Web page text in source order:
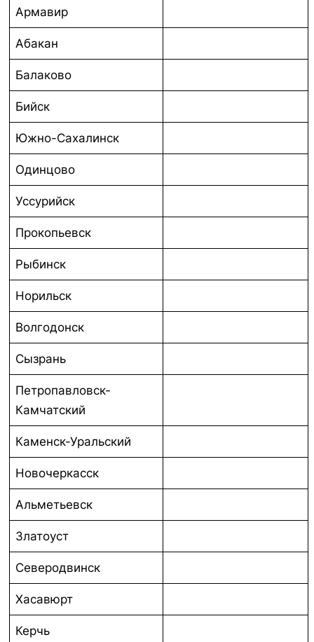
Армавир
Абакан
Балаково
Бийск
Южно-Сахалинск
Одинцово
Уссурийск
Прокопьевск
Рыбинск
Норильск
Волгодонск
Сызрань
Петропавловск-
Камчатский
Каменск-Уральский
Новочеркасск
Альметьевск
Златоуст
Северодвинск
Хасавюрт
Керчь